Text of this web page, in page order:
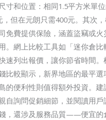
寸和位置：相同1.5平方米單
，但在元朗只需400元。其次
費提供保險，涵蓋盜竊或火
。網上比較工具如「迷你倉
速列出報價，讓你節省時間。
比較顯示，新界地區的最平選
的便利性則值得額外投資。
自詢問促銷細節，並閱讀用
，還涉及服務品質——便宜的